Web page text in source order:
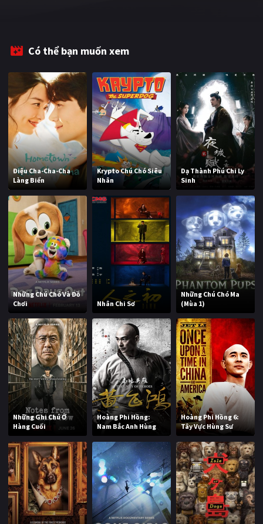
Có thể bạn muốn xem
Điệu Cha-Cha-Cha
Làng Biển
Krypto Chú Chó Siêu
Nhân
Dạ Thành Phú Chi Ly
Sinh
Những Chú Chó Và Đồ
Chơi
Nhân Chi Sơ
Những Chú Chó Ma
(Mùa 1)
Những Ghi Chú Ở
Hàng Cuối
Hoàng Phi Hồng:
Nam Bắc Anh Hùng
Hoàng Phi Hồng 6:
Tây Vực Hùng Sư